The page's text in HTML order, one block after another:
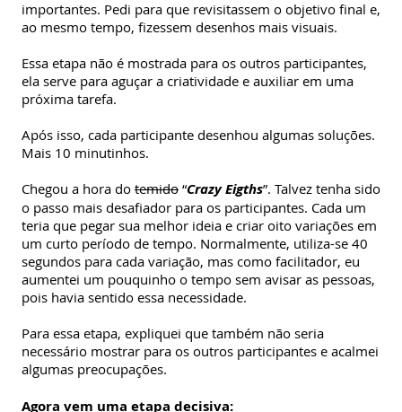
importantes. Pedi para que revisitassem o objetivo final e,
ao mesmo tempo, fizessem desenhos mais visuais.
Essa etapa não é mostrada para os outros participantes,
ela serve para aguçar a criatividade e auxiliar em uma
próxima tarefa.
Após isso, cada participante desenhou algumas soluções.
Mais 10 minutinhos.
Chegou a hora do temido “Crazy Eigths”. Talvez tenha sido
o passo mais desafiador para os participantes. Cada um
teria que pegar sua melhor ideia e criar oito variações em
um curto período de tempo. Normalmente, utiliza-se 40
segundos para cada variação, mas como facilitador, eu
aumentei um pouquinho o tempo sem avisar as pessoas,
pois havia sentido essa necessidade.
Para essa etapa, expliquei que também não seria
necessário mostrar para os outros participantes e acalmei
algumas preocupações.
Agora vem uma etapa decisiva: